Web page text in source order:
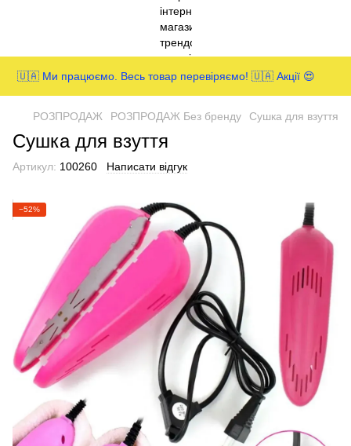
🇺🇦 Ми працюємо. Весь товар перевіряємо! 🇺🇦 Акції 😍
РОЗПРОДАЖ РОЗПРОДАЖ Без бренду Сушка для взуття
Сушка для взуття
Артикул: 100260 Написати відгук
−52%